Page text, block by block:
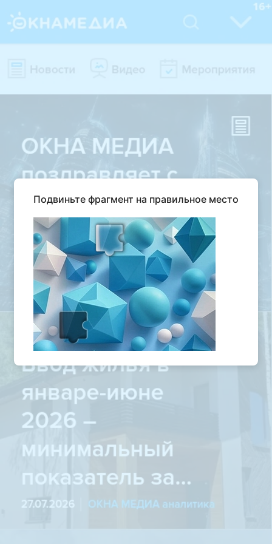
Подвиньте фрагмент на правильное место